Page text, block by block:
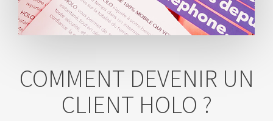
COMMENT DEVENIR UN
CLIENT HOLO ?